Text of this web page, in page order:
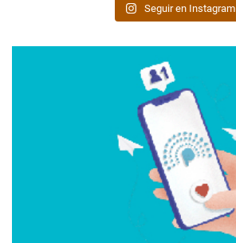
Seguir en Instagram